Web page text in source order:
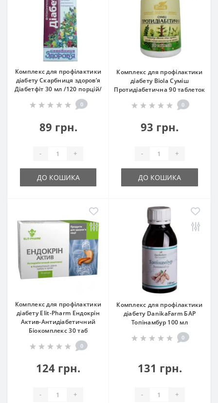
Комплекс для профілактики
діабету Скарбниця здоров’я
Діабетфіт 30 мл /120 порцій/
0
89 грн.
- +
ДО КОШИКА
Комплекс для профілактики
діабету Biola Суміш
Протидіабетична 90 таблеток
0
93 грн.
- +
ДО КОШИКА
Комплекс для профілактики
діабету Elit-Pharm Ендокрін
Актив-Антидіабетичний
Біокомплекс 30 таб
0
124 грн.
- +
Комплекс для профілактики
діабету DanikaFarm БАР
Топінамбур 100 мл
0
131 грн.
- +